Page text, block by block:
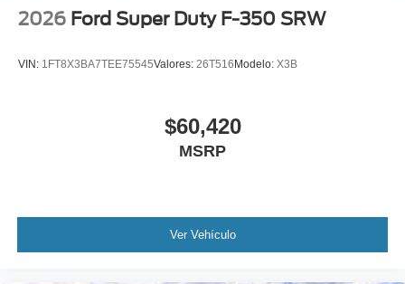
2026 Ford Super Duty F-350 SRW
VIN: 1FT8X3BA7TEE75545Valores: 26T516Modelo: X3B
$60,420
MSRP
Ver Vehículo